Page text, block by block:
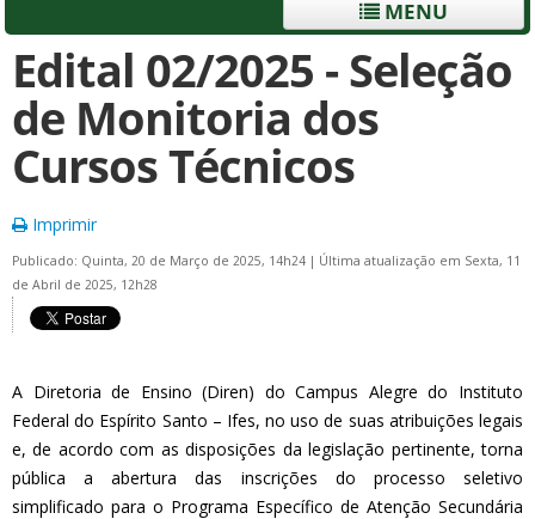
MENU
Edital 02/2025 - Seleção
de Monitoria dos
Cursos Técnicos
Imprimir
Publicado: Quinta, 20 de Março de 2025, 14h24 | Última atualização em Sexta, 11
de Abril de 2025, 12h28
A Diretoria de Ensino (Diren) do Campus Alegre do Instituto
Federal do Espírito Santo – Ifes, no uso de suas atribuições legais
e, de acordo com as disposições da legislação pertinente, torna
pública a abertura das inscrições do processo seletivo
simplificado para o Programa Específico de Atenção Secundária